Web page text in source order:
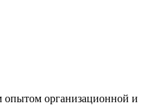
опытом организационной и